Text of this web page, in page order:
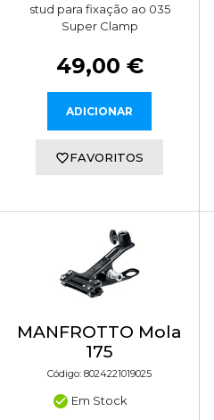
stud para fixação ao 035
Super Clamp
49,00 €
ADICIONAR
FAVORITOS
MANFROTTO Mola
175
Código: 8024221019025
Em Stock